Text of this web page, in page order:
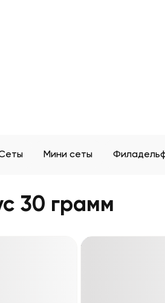
Мини сеты
30 грамм